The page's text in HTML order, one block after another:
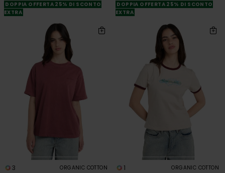
DOPPIA OFFERTA 25% DI SCONTO
EXTRA
DOPPIA OFFERTA 25% DI SCONTO
EXTRA
3 ORGANIC COTTON 1 ORGANIC COTTON